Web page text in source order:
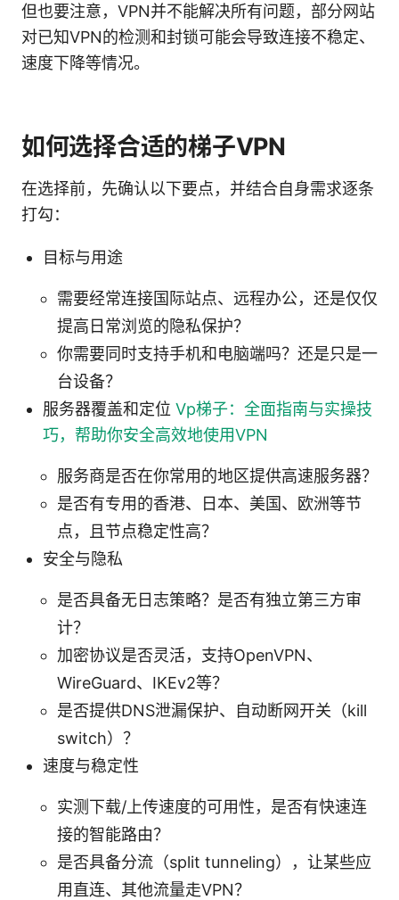
但也要注意，VPN并不能解决所有问题，部分网站
对已知VPN的检测和封锁可能会导致连接不稳定、
速度下降等情况。
如何选择合适的梯子VPN
在选择前，先确认以下要点，并结合自身需求逐条
打勾：
目标与用途
需要经常连接国际站点、远程办公，还是仅仅
提高日常浏览的隐私保护？
你需要同时支持手机和电脑端吗？还是只是一
台设备？
服务器覆盖和定位 Vp梯子：全面指南与实操技
巧，帮助你安全高效地使用VPN
服务商是否在你常用的地区提供高速服务器？
是否有专用的香港、日本、美国、欧洲等节
点，且节点稳定性高？
安全与隐私
是否具备无日志策略？是否有独立第三方审
计？
加密协议是否灵活，支持OpenVPN、
WireGuard、IKEv2等？
是否提供DNS泄漏保护、自动断网开关（kill
switch）？
速度与稳定性
实测下载/上传速度的可用性，是否有快速连
接的智能路由？
是否具备分流（split tunneling），让某些应
用直连、其他流量走VPN？